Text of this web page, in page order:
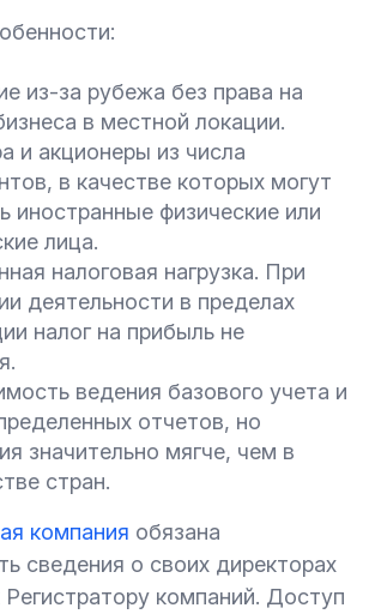
из-за рубежа без права на
в местной локации.
и акционеры из числа
в качестве которых могут
иностранные физические или
лица.
налоговая нагрузка. При
деятельности в пределах
налог на прибыль не
ведения базового учета и
отчетов, но
значительно мягче, чем в
стран.
компания обязана
сведения о своих директорах
Регистратору компаний. Доступ